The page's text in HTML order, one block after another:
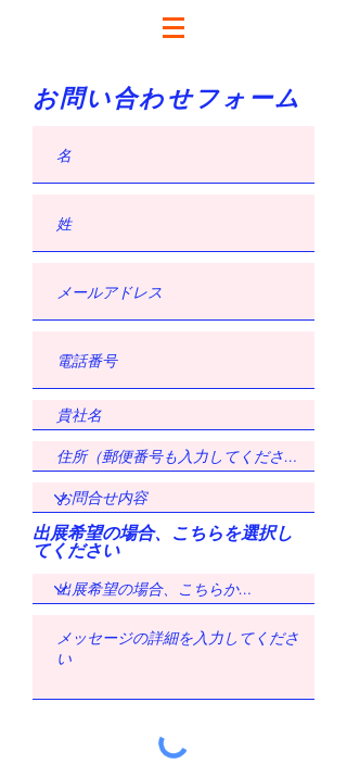
お問い合わせフォーム
出展希望の場合、こちらを選択し
てください